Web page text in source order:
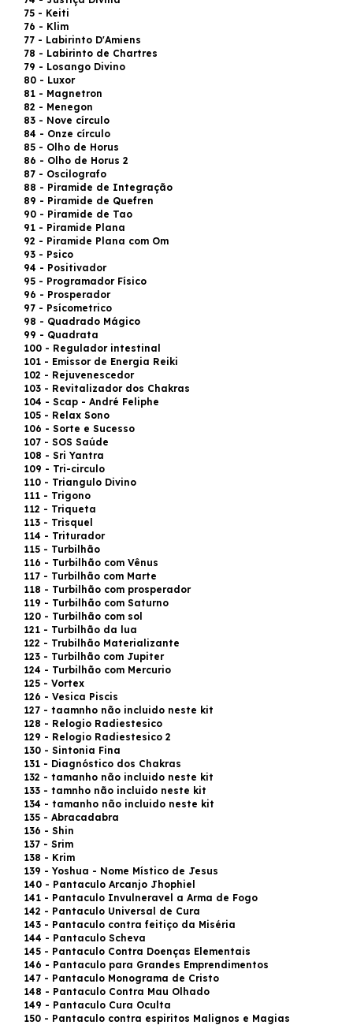
75 - Keiti
76 - Klim
77 - Labirinto D'Amiens
78 - Labirinto de Chartres
79 - Losango Divino
80 - Luxor
81 - Magnetron
82 - Menegon
83 - Nove círculo
84 - Onze círculo
85 - Olho de Horus
86 - Olho de Horus 2
87 - Oscilografo
88 - Piramide de Integração
89 - Piramide de Quefren
90 - Piramide de Tao
91 - Piramide Plana
92 - Piramide Plana com Om
93 - Psico
94 - Positivador
95 - Programador Físico
96 - Prosperador
97 - Psícometrico
98 - Quadrado Mágico
99 - Quadrata
100 - Regulador intestinal
101 - Emissor de Energia Reiki
102 - Rejuvenescedor
103 - Revitalizador dos Chakras
104 - Scap - André Feliphe
105 - Relax Sono
106 - Sorte e Sucesso
107 - SOS Saúde
108 - Sri Yantra
109 - Tri-circulo
110 - Triangulo Divino
111 - Trigono
112 - Triqueta
113 - Trisquel
114 - Triturador
115 - Turbilhão
116 - Turbilhão com Vênus
117 - Turbilhão com Marte
118 - Turbilhão com prosperador
119 - Turbilhão com Saturno
120 - Turbilhão com sol
121 - Turbilhão da lua
122 - Trubilhão Materializante
123 - Turbilhão com Jupiter
124 - Turbilhão com Mercurio
125 - Vortex
126 - Vesica Piscis
127 - taamnho não incluido neste kit
128 - Relogio Radiestesico
129 - Relogio Radiestesico 2
130 - Sintonia Fina
131 - Diagnóstico dos Chakras
132 - tamanho não incluido neste kit
133 - tamnho não incluido neste kit
134 - tamanho não incluido neste kit
135 - Abracadabra
136 - Shin
137 - Srim
138 - Krim
139 - Yoshua - Nome Místico de Jesus
140 - Pantaculo Arcanjo Jhophiel
141 - Pantaculo Invulneravel a Arma de Fogo
142 - Pantaculo Universal de Cura
143 - Pantaculo contra feitiço da Miséria
144 - Pantaculo Scheva
145 - Pantaculo Contra Doenças Elementais
146 - Pantaculo para Grandes Emprendimentos
147 - Pantaculo Monograma de Cristo
148 - Pantaculo Contra Mau Olhado
149 - Pantaculo Cura Oculta
150 - Pantaculo contra espiritos Malignos e Magias